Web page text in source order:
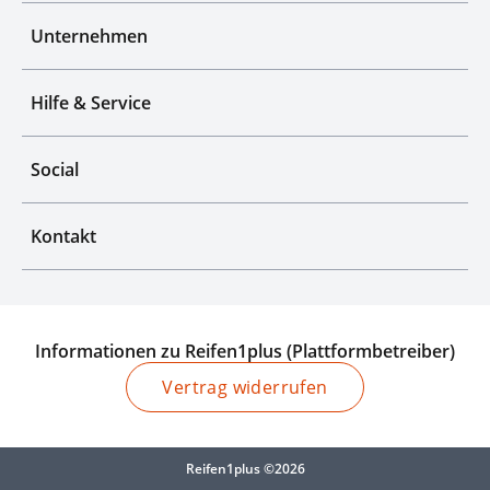
Unternehmen
Hilfe & Service
Social
Kontakt
Informationen zu Reifen1plus (Plattformbetreiber)
Vertrag widerrufen
Reifen1plus ©2026